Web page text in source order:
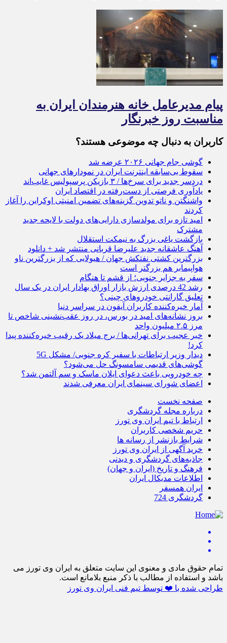
پیام مدیرعامل خانه هنرمندان ایران به
مناسبت روز خبرنگار
کاربران به دنبال چه موضوعی هستند؟
گوشی جام جهانی ۲۰۲۶ عرضه شد
سقوط بی‌سابقه اینترنت ایران در نمودارهای جهانی
دردسر جدید برای سرخ‌ها / ۳ بازیکن پرسپولیس غایب‌اند
یادآوری فرصتی از دست‌رفته در اقتصاد ایران
واشنگتن و ناتو تدوین گزینه‌های تضمین امنیتی اوکراین را آغاز
کردند
امید تازه برای مولدسازی دارایی‌های دولت با لایحه جدید
مشترک
بازگشت یاغی بزرگ به نیمکت استقلال
آهنگ عاشقانه جدید علیرضا قربانی منتشر شد + دانلود
بزرگترین کشتی نفتکش جهان / هیولایی که از بزرگترین ناو
هواپیمابر هم بزرگتر است
سفر به جزایر جنوبی؛ از قشم تا هنگام
رشد 42 درصدی ارزش بازار اوراق بهادار ایران در یک سال
تعلیق گارانتی خودروهای چینی؟
آمار خیره‌کننده کاربران آیفون در سراسر دنیا
بروز نشانه‌های امید در بورس، در روز عقب‌نشینی شاخص تا
مرز ۲.۵ میلیون واحد
خبر عجیب برای تهرانی‌ها / برج میلاد یک رقیب خیره‌کننده پیدا
کرد!
دیدار وزیر ارتباطات با سفیر کره جنوبی/ مشکل 5G
گوشی‌های قدیمی سامسونگ حل می‌شود؟
چه خودرویی باعث دعوای ایلان ماسک و سم آلتمن شد؟
اعضای شورای سینمای ایران معرفی شدند
صفحه نخست
درباره مجله گردشگری
ارتباط با تیم ایران وی تورز
حریم شخصی کاربران
شرایط بازنشر از رسانه ها
خرید آگهی از ایران وی تورز
جاذبه‌های گردشگری و دیدنی
فرهنگ و تاریخ (ایران و جهان)
اطلاعات مدیکال ایران
ایران همسفر
گردشگری 724
تمام حقوق مادی و معنوی این سایت متعلق به ایران وی تورز می
باشد و استفاده از مطالب با ذکر منبع بلامانع است.
طراحی شده با ❤️ توسط تیم فنی ایران وی تورز